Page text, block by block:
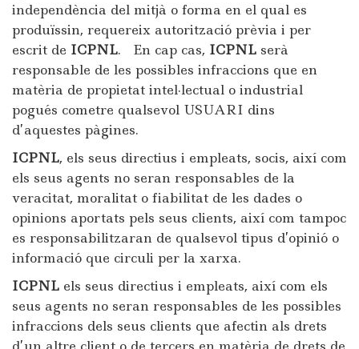
independència del mitjà o forma en el qual es
produïssin, requereix autorització prèvia i per
escrit de ICPNL. En cap cas, ICPNL serà
responsable de les possibles infraccions que en
matèria de propietat intel·lectual o industrial
pogués cometre qualsevol USUARI dins
d’aquestes pàgines.
ICPNL, els seus directius i empleats, socis, així com
els seus agents no seran responsables de la
veracitat, moralitat o fiabilitat de les dades o
opinions aportats pels seus clients, així com tampoc
es responsabilitzaran de qualsevol tipus d’opinió o
informació que circuli per la xarxa.
ICPNL els seus directius i empleats, així com els
seus agents no seran responsables de les possibles
infraccions dels seus clients que afectin als drets